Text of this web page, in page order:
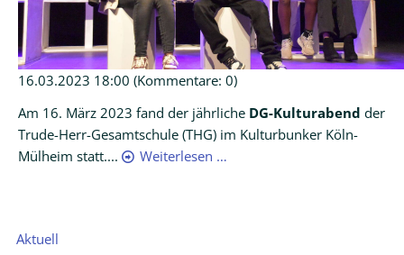
16.03.2023 18:00 (Kommentare: 0)
Am 16. März 2023 fand der jährliche DG-Kulturabend der
Trude-Herr-Gesamtschule (THG) im Kulturbunker Köln-
Mülheim statt....
Weiterlesen …
Navigation
Aktuell